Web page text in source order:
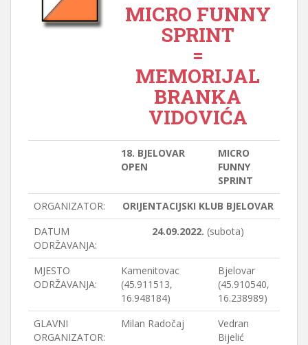
MICRO FUNNY
SPRINT
=
MEMORIJAL
BRANKA
VIDOVIĆA
18. BJELOVAR
OPEN
MICRO
FUNNY
SPRINT
ORGANIZATOR:
ORIJENTACIJSKI KLUB BJELOVAR
DATUM
ODRŽAVANJA:
24.09.2022. (subota)
MJESTO
ODRŽAVANJA:
Kamenitovac
(45.911513,
16.948184)
Bjelovar
(45.910540,
16.238989)
GLAVNI
ORGANIZATOR:
Milan Radočaj
Vedran
Bijelić